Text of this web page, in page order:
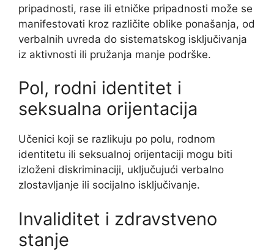
pripadnosti, rase ili etničke pripadnosti može se
manifestovati kroz različite oblike ponašanja, od
verbalnih uvreda do sistematskog isključivanja
iz aktivnosti ili pružanja manje podrške.
Pol, rodni identitet i
seksualna orijentacija
Učenici koji se razlikuju po polu, rodnom
identitetu ili seksualnoj orijentaciji mogu biti
izloženi diskriminaciji, uključujući verbalno
zlostavljanje ili socijalno isključivanje.
Invaliditet i zdravstveno
stanje